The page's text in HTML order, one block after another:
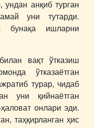
анқиб турган
уни тутарди.
бунақа ишларни
вақт ўтказиш
ўтказаётган
турар, чидаб
уни қийнаётган
онлари эди.
таҳқирланган ҳис